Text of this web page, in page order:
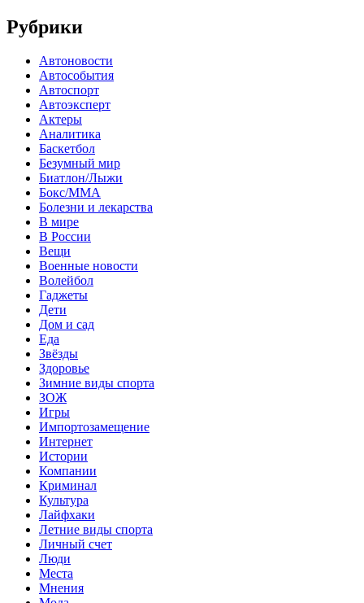
Рубрики
Автоновости
Автособытия
Автоспорт
Автоэксперт
Актеры
Аналитика
Баскетбол
Безумный мир
Биатлон/Лыжи
Бокс/MMA
Болезни и лекарства
В мире
В России
Вещи
Военные новости
Волейбол
Гаджеты
Дети
Дом и сад
Еда
Звёзды
Здоровье
Зимние виды спорта
ЗОЖ
Игры
Импортозамещение
Интернет
Истории
Компании
Криминал
Культура
Лайфхаки
Летние виды спорта
Личный счет
Люди
Места
Мнения